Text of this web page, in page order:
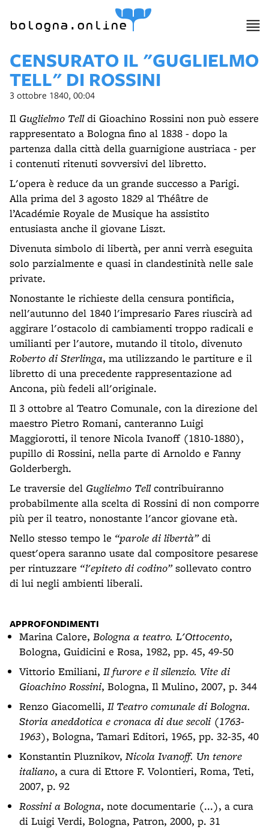
bologna.online
CENSURATO IL "GUGLIELMO
TELL" DI ROSSINI
3 ottobre 1840, 00:04
Il Guglielmo Telldi Gioachino Rossini non può essere
rappresentato a Bologna fino al 1838 - dopo la
partenza dalla città della guarnigione austriaca - per
i contenuti ritenuti sovversivi del libretto.
L'opera è reduce da un grande successo a Parigi.
Alla prima del 3 agosto 1829 al Théâtre de
l’Académie Royale de Musique ha assistito
entusiasta anche il giovane Liszt.
Divenuta simbolo di libertà, per anni verrà eseguita
solo parzialmente e quasi in clandestinità nelle sale
private.
Nonostante le richieste della censura pontificia,
nell'autunno del 1840 l'impresario Fares riuscirà ad
aggirare l'ostacolo di cambiamenti troppo radicali e
umilianti per l'autore, mutando il titolo, divenuto
Roberto di Sterlinga, ma utilizzando le partiture e il
libretto di una precedente rappresentazione ad
Ancona, più fedeli all'originale.
Il 3 ottobre al Teatro Comunale, con la direzione del
maestro Pietro Romani, canteranno Luigi
Maggiorotti, il tenore Nicola Ivanoff (1810-1880),
pupillo di Rossini, nella parte di Arnoldo e Fanny
Golderbergh.
Le traversie del Guglielmo Tellcontribuiranno
probabilmente alla scelta di Rossini di non comporre
più per il teatro, nonostante l'ancor giovane età.
Nello stesso tempo le “parole di libertà”di
quest'opera saranno usate dal compositore pesarese
per rintuzzare “l'epiteto di codino”sollevato contro
di lui negli ambienti liberali.
APPROFONDIMENTI
Marina Calore, Bologna a teatro. L'Ottocento,
Bologna, Guidicini e Rosa, 1982, pp. 45, 49-50
Vittorio Emiliani, Il furore e il silenzio. Vite di
Gioachino Rossini, Bologna, Il Mulino, 2007, p. 344
Renzo Giacomelli, Il Teatro comunale di Bologna.
Storia aneddotica e cronaca di due secoli (1763-
1963), Bologna, Tamari Editori, 1965, pp. 32-35, 40
Konstantin Pluznikov, Nicola Ivanoff. Un tenore
italiano, a cura di Ettore F. Volontieri, Roma, Teti,
2007, p. 92
Rossini a Bologna, note documentarie (...), a cura
di Luigi Verdi, Bologna, Patron, 2000, p. 31